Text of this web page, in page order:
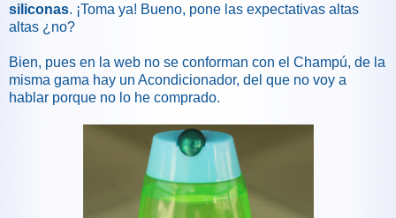
siliconas. ¡Toma ya! Bueno, pone las expectativas altas
altas ¿no?
Bien, pues en la web no se conforman con el Champú, de la
misma gama hay un Acondicionador, del que no voy a
hablar porque no lo he comprado.